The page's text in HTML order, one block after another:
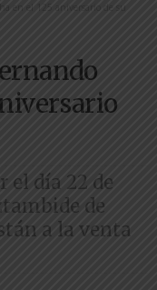
en el 125 aniversario de su
el día 22 de
de
a la venta